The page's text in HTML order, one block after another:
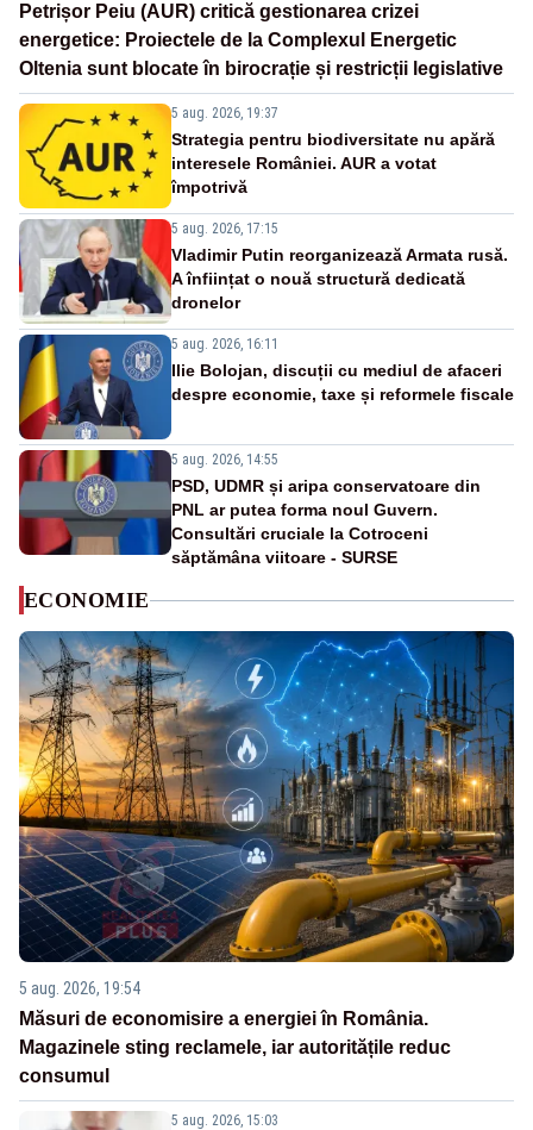
Petrișor Peiu (AUR) critică gestionarea crizei
energetice: Proiectele de la Complexul Energetic
Oltenia sunt blocate în birocrație și restricții legislative
5 aug. 2026, 19:37
Strategia pentru biodiversitate nu apără
interesele României. AUR a votat
împotrivă
5 aug. 2026, 17:15
Vladimir Putin reorganizează Armata rusă.
A înființat o nouă structură dedicată
dronelor
5 aug. 2026, 16:11
Ilie Bolojan, discuții cu mediul de afaceri
despre economie, taxe și reformele fiscale
5 aug. 2026, 14:55
PSD, UDMR și aripa conservatoare din
PNL ar putea forma noul Guvern.
Consultări cruciale la Cotroceni
săptămâna viitoare - SURSE
ECONOMIE
5 aug. 2026, 19:54
Măsuri de economisire a energiei în România.
Magazinele sting reclamele, iar autoritățile reduc
consumul
5 aug. 2026, 15:03